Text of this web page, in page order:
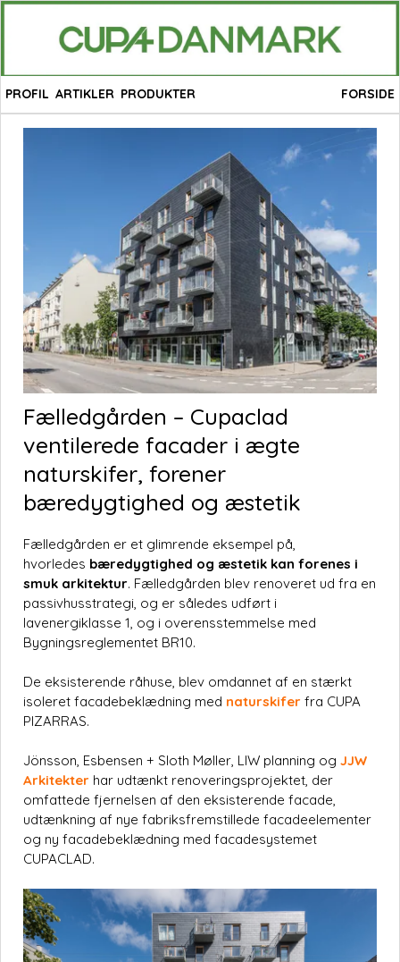
PROFIL ARTIKLER PRODUKTER FORSIDE
Fælledgården – Cupaclad
ventilerede facader i ægte
naturskifer, forener
bæredygtighed og æstetik
Fælledgården er et glimrende eksempel på,
hvorledes bæredygtighed og æstetik kan forenes i
smuk arkitektur. Fælledgården blev renoveret ud fra en
passivhusstrategi, og er således udført i
lavenergiklasse 1, og i overensstemmelse med
Bygningsreglementet BR10.
De eksisterende råhuse, blev omdannet af en stærkt
isoleret facadebeklædning med naturskifer fra CUPA
PIZARRAS.
Jönsson, Esbensen + Sloth Møller, LIW planning og JJW
Arkitekter har udtænkt renoveringsprojektet, der
omfattede fjernelsen af den eksisterende facade,
udtænkning af nye fabriksfremstillede facadeelementer
og ny facadebeklædning med facadesystemet
CUPACLAD.